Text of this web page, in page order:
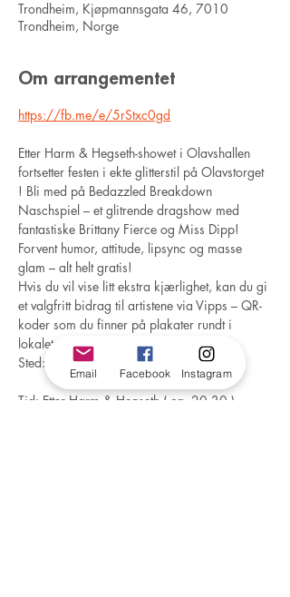
Trondheim, Kjøpmannsgata 46, 7010
Trondheim, Norge
Om arrangementet
https://fb.me/e/5rStxc0gd
Etter Harm & Hegseth-showet i Olavshallen
fortsetter festen i ekte glitterstil på Olavstorget
! Bli med på Bedazzled Breakdown
Naschspiel – et glitrende dragshow med
fantastiske Brittany Fierce og Miss Dipp!
Forvent humor, attitude, lipsync og masse
glam – alt helt gratis!
Hvis du vil vise litt ekstra kjærlighet, kan du gi
et valgfritt bidrag til artistene via Vipps – QR-
koder som du finner på plakater rundt i
lokalet.
Sted: Olavstorget, Olavshallen
Tid: Etter Harm & Hegseth ( ca. 20.30 )
Email Facebook Instagram